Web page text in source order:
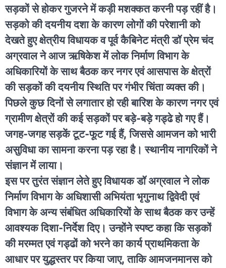
सड़कों से होकर गुजरने में कड़ी मशक्कत करनी पड़ रहीं है।
सड़को की दयनीय दशा के कारण लोगों की परेशानी को
देखते हुए क्षेत्रीय विधायक व पूर्व कैबिनेट मंत्री डॉ प्रेम चंद
अग्रवाल ने आज ऋषिकेश में लोक निर्माण विभाग के
अधिकारियों के साथ बैठक कर नगर एवं आसपास के क्षेत्रों
की सड़कों की दयनीय स्थिति पर गंभीर चिंता व्यक्त की।
पिछले कुछ दिनों से लगातार हो रही बारिश के कारण नगर एवं
ग्रामीण क्षेत्रों की कई सड़कों पर बड़े-बड़े गड्ढे हो गए हैं।
जगह-जगह सड़कें टूट-फूट गई हैं, जिससे आमजन को भारी
असुविधा का सामना करना पड़ रहा है। स्थानीय नागरिकों ने
संज्ञान में लाया।
इस पर तुरंत संज्ञान लेते हुए विधायक डॉ अग्रवाल ने लोक
निर्माण विभाग के अधिशासी अभियंता‌ भृगुनाथ द्विवेदी एवं
विभाग के अन्य संबंधित अधिकारियों के साथ बैठक कर उन्हें
आवश्यक दिशा-निर्देश दिए। उन्होंने स्पष्ट कहा कि सड़कों
की मरम्मत एवं गड्ढों को भरने का कार्य प्राथमिकता के
आधार पर युद्धस्तर पर किया जाए, ताकि आमजनमानस को